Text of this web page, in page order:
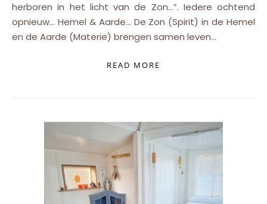
herboren in het licht van de Zon…”. Iedere ochtend
opnieuw… Hemel & Aarde… De Zon (Spirit) in de Hemel
en de Aarde (Materie) brengen samen leven…
READ MORE